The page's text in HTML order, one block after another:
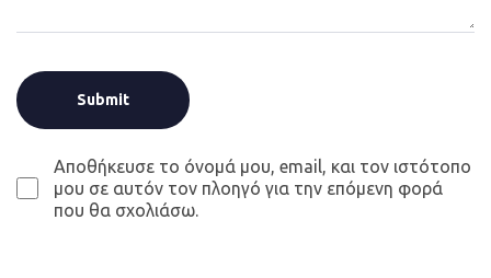
Αποθήκευσε το όνομά μου, email, και τον ιστότοπο
μου σε αυτόν τον πλοηγό για την επόμενη φορά
που θα σχολιάσω.